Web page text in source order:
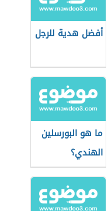
أفضل هدية للرجل
ما هو البورسلين
الهندي؟